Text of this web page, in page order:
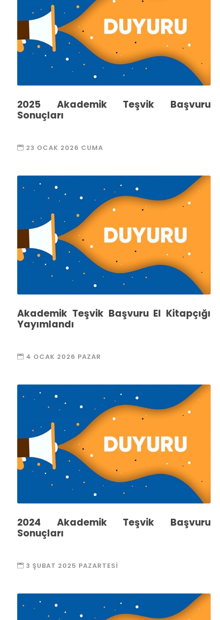
2025 Akademik Teşvik Başvuru
Sonuçları
23 OCAK 2026 CUMA
Akademik Teşvik Başvuru El Kitapçığı
Yayımlandı
4 OCAK 2026 PAZAR
2024 Akademik Teşvik Başvuru
Sonuçları
3 ŞUBAT 2025 PAZARTESI